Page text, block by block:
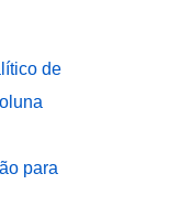
de
para